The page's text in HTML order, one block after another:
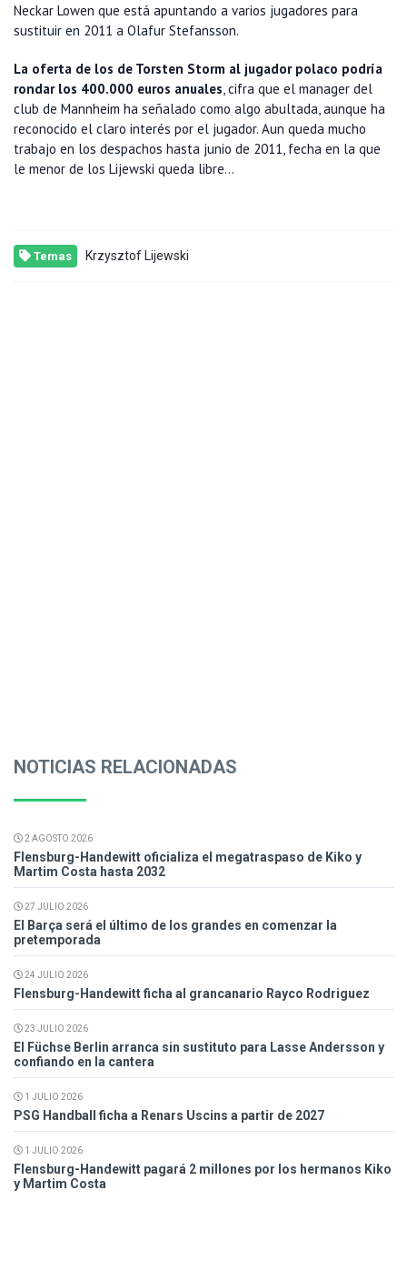
Neckar Lowen que está apuntando a varios jugadores para
sustituir en 2011 a Olafur Stefansson.
La oferta de los de Torsten Storm al jugador polaco podría
rondar los 400.000 euros anuales , cifra que el manager del
club de Mannheim ha señalado como algo abultada, aunque ha
reconocido el claro interés por el jugador. Aun queda mucho
trabajo en los despachos hasta junio de 2011, fecha en la que
le menor de los Lijewski queda libre...
Temas Krzysztof Lijewski
NOTICIAS RELACIONADAS
2 AGOSTO 2026
Flensburg-Handewitt oficializa el megatraspaso de Kiko y
Martim Costa hasta 2032
27 JULIO 2026
El Barça será el último de los grandes en comenzar la
pretemporada
24 JULIO 2026
Flensburg-Handewitt ficha al grancanario Rayco Rodriguez
23 JULIO 2026
El Füchse Berlin arranca sin sustituto para Lasse Andersson y
confiando en la cantera
1 JULIO 2026
PSG Handball ficha a Renars Uscins a partir de 2027
1 JULIO 2026
Flensburg-Handewitt pagará 2 millones por los hermanos Kiko
y Martim Costa